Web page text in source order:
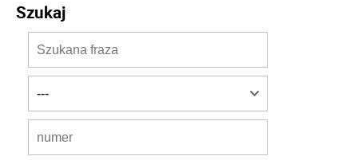
Szukaj